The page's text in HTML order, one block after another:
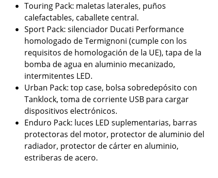
Touring Pack: maletas laterales, puños
calefactables, caballete central.
Sport Pack: silenciador Ducati Performance
homologado de Termignoni (cumple con los
requisitos de homologación de la UE), tapa de la
bomba de agua en aluminio mecanizado,
intermitentes LED.
Urban Pack: top case, bolsa sobredepósito con
Tanklock, toma de corriente USB para cargar
dispositivos electrónicos.
Enduro Pack: luces LED suplementarias, barras
protectoras del motor, protector de aluminio del
radiador, protector de cárter en aluminio,
estriberas de acero.